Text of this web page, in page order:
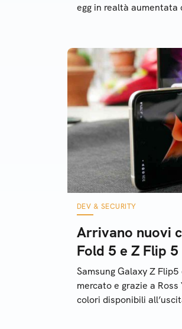
egg in realtà aumentata
DEV & SECURITY
Arrivano nuovi
Fold 5 e Z Flip 5
Samsung Galaxy Z
mercato e grazie a
colori disponibili